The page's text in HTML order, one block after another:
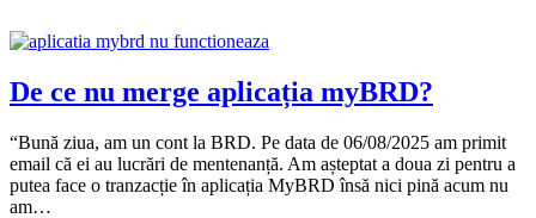
De ce nu merge aplicația myBRD?
“Bună ziua, am un cont la BRD. Pe data de 06/08/2025 am primit
email că ei au lucrări de mentenanță. Am așteptat a doua zi pentru a
putea face o tranzacție în aplicația MyBRD însă nici pină acum nu
am…